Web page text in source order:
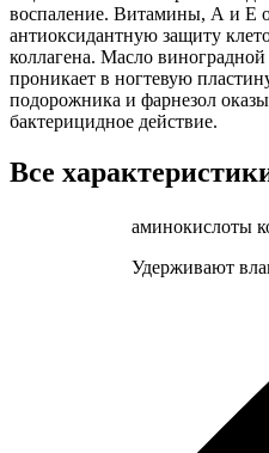
воспаление. Витамины, А и Е
антиоксидантную защиту
коллагена. Масло
проникает в ногтевую
подорожника и фарнезол
бактерицидное действие.
Все
аминокислоты
Удерживают